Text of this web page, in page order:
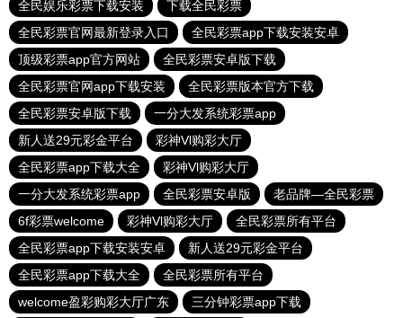
全民娱乐彩票下载安装
下载全民彩票
全民彩票官网最新登录入口
全民彩票app下载安装安卓
顶级彩票app官方网站
全民彩票安卓版下载
全民彩票官网app下载安装
全民彩票版本官方下载
全民彩票安卓版下载
一分大发系统彩票app
新人送29元彩金平台
彩神Vl购彩大厅
全民彩票app下载大全
彩神Vl购彩大厅
一分大发系统彩票app
全民彩票安卓版
老品牌—全民彩票
6f彩票welcome
彩神Vl购彩大厅
全民彩票所有平台
全民彩票app下载安装安卓
新人送29元彩金平台
全民彩票app下载大全
全民彩票所有平台
welcome盈彩购彩大厅广东
三分钟彩票app下载